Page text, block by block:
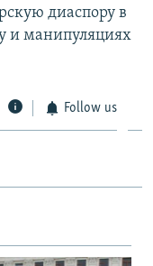
диаспору в
и манипуляциях
Follow us